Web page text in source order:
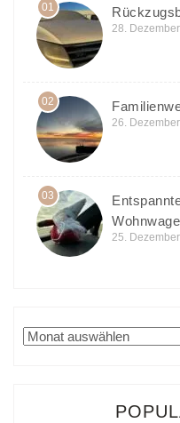
01
28.
02
26.
03
25.
Archiv